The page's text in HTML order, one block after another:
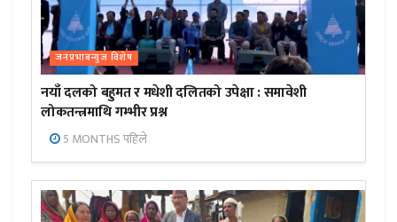
जनप्रभाबन्युज विशेष
नयाँ दलको बहुमत र मधेशी दलितको उपेक्षा : समावेशी
लोकतन्त्रमाथि गम्भीर प्रश्न
5 MONTHS पहिले